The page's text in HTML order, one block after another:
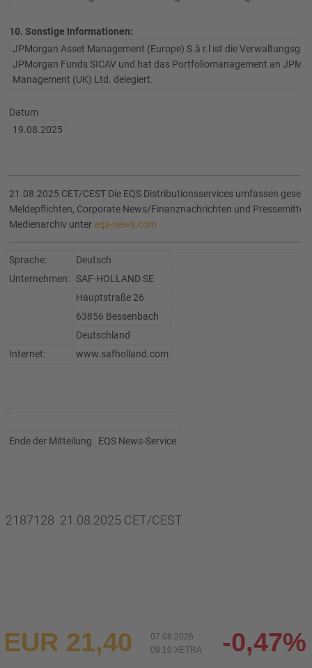
10. Sonstige Informationen:
JPMorgan Asset Management (Europe) S.à r.l ist die
JPMorgan Funds SICAV und hat das Portfoliomanagement an
Management (UK) Ltd. delegiert.
Datum
19.08.2025
21.08.2025 CET/CEST Die EQS Distributionsservices umfassen
Meldepflichten, Corporate News/Finanznachrichten und
Medienarchiv untereqs-news.com
Sprache:
Deutsch
Unternehmen: SAF-HOLLAND SE
Hauptstraße 26
63856 Bessenbach
Deutschland
Internet:
www.safholland.com
Ende der Mitteilung EQS News-Service
2187128 21.08.2025 CET/CEST